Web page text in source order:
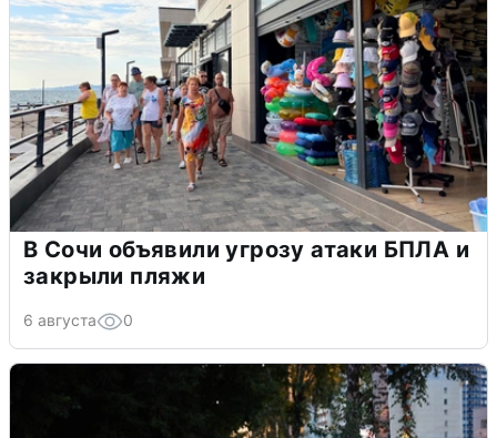
В Сочи объявили угрозу атаки БПЛА и
закрыли пляжи
6 августа 0